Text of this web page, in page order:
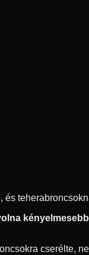
és
cserélte,